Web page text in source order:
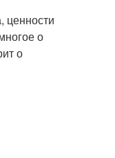
ценности
о
о